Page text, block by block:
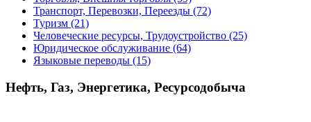
Транспорт, Перевозки, Переезды (72)
Туризм (21)
Человеческие ресурсы, Трудоустройство (25)
Юридическое обслуживание (64)
Языковые переводы (15)
Нефть, Газ, Энергетика, Ресурсодобыча